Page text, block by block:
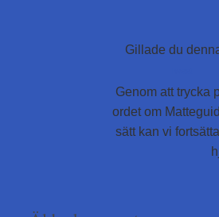
Gillade du
Genom att trycka
ordet om
sätt kan vi